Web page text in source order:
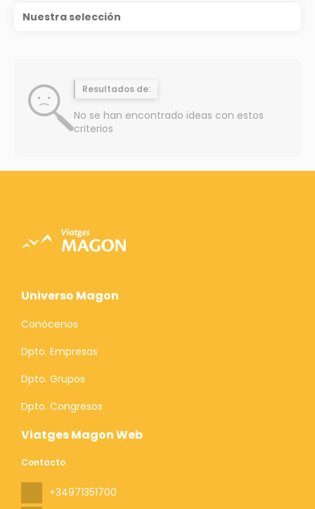
Nuestra selección
Resultados de:
No se han encontrado ideas con estos
criterios
Viatges Magon Web
Contacto
+34971351700
Universo Magon
Conócenos
Dpto. Empresas
Dpto. Grupos
Dpto. Congresos